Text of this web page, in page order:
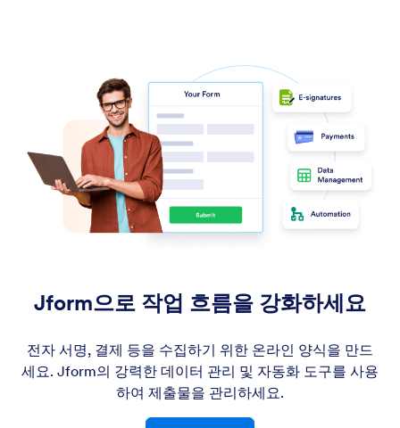
Jform으로 작업 흐름을 강화하세요
전자 서명, 결제 등을 수집하기 위한 온라인 양식을 만드
세요. Jform의 강력한 데이터 관리 및 자동화 도구를 사용
하여 제출물을 관리하세요.